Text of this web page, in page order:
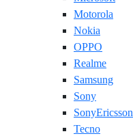
Motorola
Nokia
OPPO
Realme
Samsung
Sony
SonyEricsson
Tecno